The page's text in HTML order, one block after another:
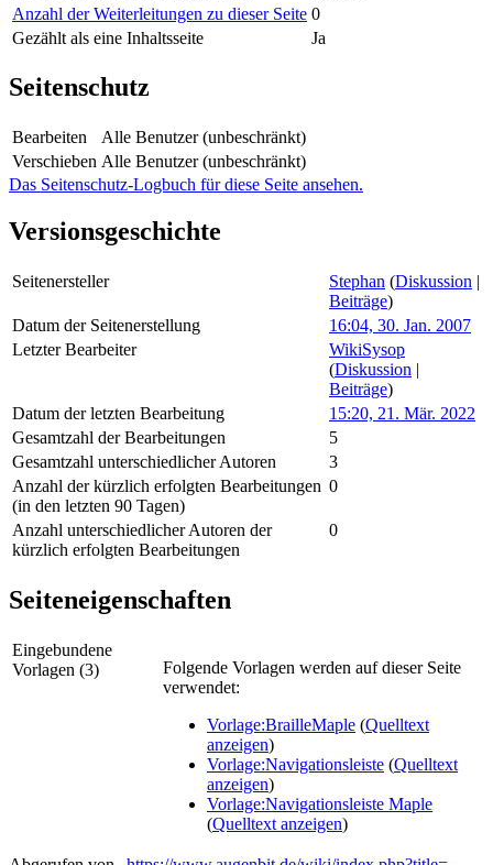
Anzahl der Weiterleitungen zu dieser Seite 0
Gezählt als eine Inhaltsseite
Ja
Seitenschutz
Bearbeiten
Alle Benutzer (unbeschränkt)
Verschieben Alle Benutzer (unbeschränkt)
Das Seitenschutz-Logbuch für diese Seite ansehen.
Versionsgeschichte
Seitenersteller Stephan (Diskussion |
Beiträge)
Datum der Seitenerstellung
16:04, 30. Jan. 2007
Letzter Bearbeiter
WikiSysop
(Diskussion |
Beiträge)
Datum der letzten Bearbeitung
15:20, 21. Mär. 2022
Gesamtzahl der Bearbeitungen
5
Gesamtzahl unterschiedlicher Autoren
3
Anzahl der kürzlich erfolgten Bearbeitungen
(in den letzten 90 Tagen)
0
Anzahl unterschiedlicher Autoren der
kürzlich erfolgten Bearbeitungen
0
Seiteneigenschaften
Eingebundene
Vorlagen (3)
Folgende Vorlagen werden auf dieser Seite
verwendet:
Vorlage:BrailleMaple (Quelltext
anzeigen)
Vorlage:Navigationsleiste (Quelltext
anzeigen)
Vorlage:Navigationsleiste Maple
(Quelltext anzeigen)